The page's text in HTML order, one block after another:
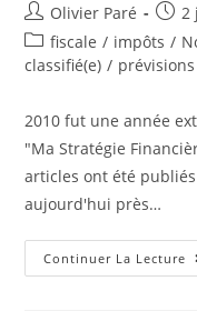
Auteur/autrice
de
la
Olivier Paré
Post2
Post
category:
fiscale / impôts /
classifié(e) / prévisions
2010 fut une année
"Ma Stratégie
articles ont été
aujourd'hui près…
Continuer La Lecture